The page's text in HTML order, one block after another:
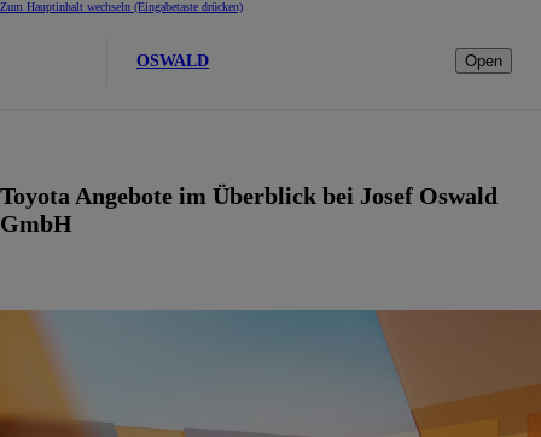
Zum Hauptinhalt wechseln (Eingabetaste drücken)
OSWALD Open
Toyota Angebote im Überblick bei Josef Oswald
GmbH